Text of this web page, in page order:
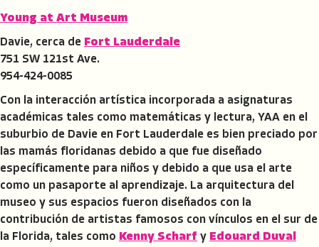
Young at Art Museum
Davie, cerca de Fort Lauderdale
751 SW 121st Ave.
954-424-0085
Con la interacción artística incorporada a asignaturas
académicas tales como matemáticas y lectura, YAA en el
suburbio de Davie en Fort Lauderdale es bien preciado por
las mamás floridanas debido a que fue diseñado
específicamente para niños y debido a que usa el arte
como un pasaporte al aprendizaje. La arquitectura del
museo y sus espacios fueron diseñados con la
contribución de artistas famosos con vínculos en el sur de
la Florida, tales como Kenny Scharf y Edouard Duval